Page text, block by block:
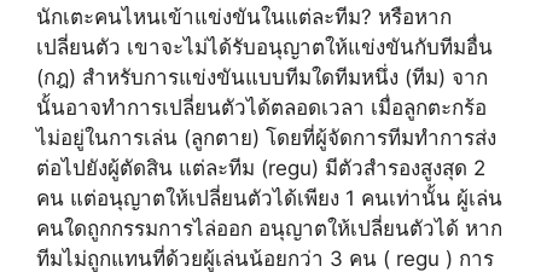
นักเตะคนไหนเข้าแข่งขันในแต่ละทีม? หรือหาก
เปลี่ยนตัว เขาจะไม่ได้รับอนุญาตให้แข่งขันกับทีมอื่น
(กฎ) สำหรับการแข่งขันแบบทีมใดทีมหนึ่ง (ทีม) จาก
นั้นอาจทำการเปลี่ยนตัวได้ตลอดเวลา เมื่อลูกตะกร้อ
ไม่อยู่ในการเล่น (ลูกตาย) โดยที่ผู้จัดการทีมทำการส่ง
ต่อไปยังผู้ตัดสิน แต่ละทีม (regu) มีตัวสำรองสูงสุด 2
คน แต่อนุญาตให้เปลี่ยนตัวได้เพียง 1 คนเท่านั้น ผู้เล่น
คนใดถูกกรรมการไล่ออก อนุญาตให้เปลี่ยนตัวได้ หาก
ทีมไม่ถูกแทนที่ด้วยผู้เล่นน้อยกว่า 3 คน ( regu ) การ